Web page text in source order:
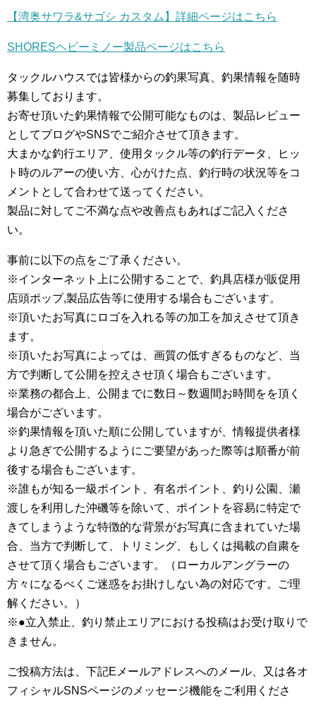
【湾奥サワラ&サゴシ カスタム】詳細ページはこちら
SHORESヘビーミノー製品ページはこちら
タックルハウスでは皆様からの釣果写真、釣果情報を随時
募集しております。
お寄せ頂いた釣果情報で公開可能なものは、製品レビュー
としてブログやSNSでご紹介させて頂きます。
大まかな釣行エリア、使用タックル等の釣行データ、ヒッ
ト時のルアーの使い方、心がけた点、釣行時の状況等をコ
メントとして合わせて送ってください。
製品に対してご不満な点や改善点もあればご記入くださ
い。
事前に以下の点をご了承ください。
※インターネット上に公開することで、釣具店様が販促用
店頭ポップ,製品広告等に使用する場合もございます。
※頂いたお写真にロゴを入れる等の加工を加えさせて頂き
ます。
※頂いたお写真によっては、画質の低すぎるものなど、当
方で判断して公開を控えさせ頂く場合もございます。
※業務の都合上、公開までに数日～数週間お時間をを頂く
場合がございます。
※釣果情報を頂いた順に公開していますが、情報提供者様
より急ぎで公開するようにご要望があった際等は順番が前
後する場合もございます。
※誰もが知る一級ポイント、有名ポイント、釣り公園、瀬
渡しを利用した沖磯等を除いて、ポイントを容易に特定で
きてしまうような特徴的な背景がお写真に含まれていた場
合、当方で判断して、トリミング、もしくは掲載の自粛を
させて頂く場合もございます。（ローカルアングラーの
方々になるべくご迷惑をお掛けしない為の対応です。ご理
解ください。）
※●立入禁止、釣り禁止エリアにおける投稿はお受け取りで
きません。
ご投稿方法は、下記Eメールアドレスへのメール、又は各オ
フィシャルSNSページのメッセージ機能をご利用くださ